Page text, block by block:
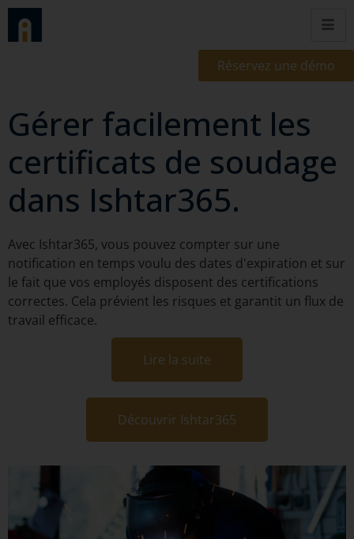
Réservez une démo
Gérer facilement les
certificats de soudage
dans Ishtar365.
Avec Ishtar365, vous pouvez compter sur une
notification en temps voulu des dates d'expiration et sur
le fait que vos employés disposent des certifications
correctes. Cela prévient les risques et garantit un flux de
travail efficace.
Lire la suite
Découvrir Ishtar365